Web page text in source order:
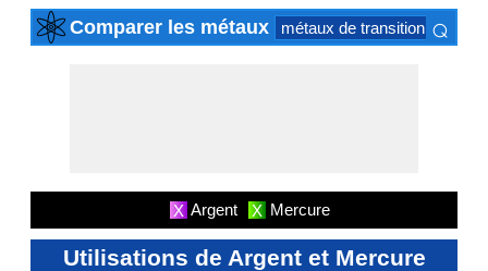
Comparer les métaux métaux de transition ⌕
X Argent X Mercure
Utilisations de Argent et Mercure